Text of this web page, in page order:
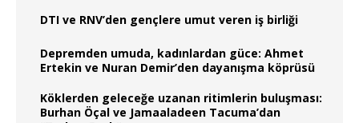
DTI ve RNV’den gençlere umut veren iş birliği
Depremden umuda, kadınlardan güce: Ahmet
Ertekin ve Nuran Demir’den dayanışma köprüsü
Köklerden geleceğe uzanan ritimlerin buluşması:
Burhan Öçal ve Jamaaladeen Tacuma’dan